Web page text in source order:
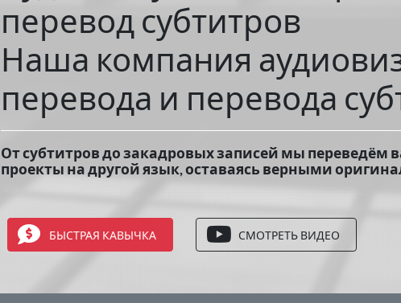
перевод субтитров
Наша компания
перевода и перевода
От субтитров до закадровых записей мы
проекты на другой язык, оставаясь верными
БЫСТРАЯ КАВЫЧКА СМОТРЕТЬ ВИДЕО